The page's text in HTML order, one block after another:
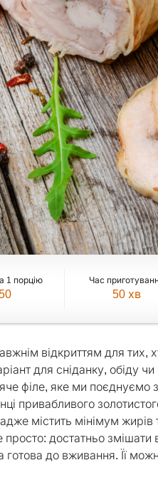
1 порцію Час
50 хв
відкриттям для тих,
для сніданку, обіду
філе, яке ми поєднуємо
привабливого
містить мінімум жирів
достатньо змішати
до вживання. Її